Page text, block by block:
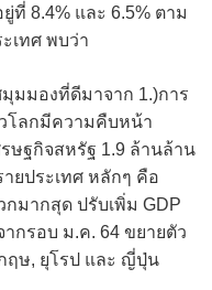
ที่ 8.4% และ 6.5% ตาม
เทศ พบว่า
มมองที่ดีมาจาก 1.)การ
โลกมีความคืบหน้า
ษฐกิจสหรัฐ 1.9 ล้านล้าน
ยประเทศ หลักๆ คือ
มากสุด ปรับเพิ่ม GDP
ากรอบ ม.ค. 64 ขยายตัว
ฤษ, ยุโรป และ ญี่ปุ่น